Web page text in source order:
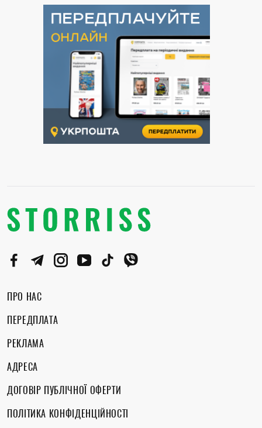
ПРО НАС
ПЕРЕДПЛАТА
РЕКЛАМА
АДРЕСА
ДОГОВІР ПУБЛІЧНОЇ ОФЕРТИ
ПОЛІТИКА КОНФІДЕНЦІЙНОСТІ